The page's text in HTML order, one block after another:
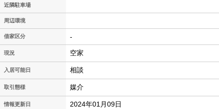
近隣駐車場
周辺環境
借家区分 -
現況 空家
入居可能日 相談
取引態様 媒介
情報更新日 2024年01月09日